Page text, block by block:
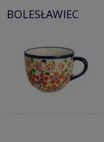
BOLESŁAWIEC